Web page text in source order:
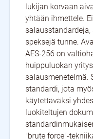
lukijan korvaan
yhtään ihmettele.
speksejä tunne.
AES-256 on
huippuluokan
salausmenetelmä.
standardi, jota
käytettäväksi
luokiteltujen
"brute force"-